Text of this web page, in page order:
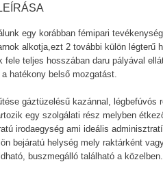
egy korábban fémipari
alkotja,ezt 2 további külön légterű
fele teljes hosszában daru pályával
hatékony belső mozgatást.
gáztüzelésű kazánnal, légbefúvós
egy szolgálati rész melyben
irodaegység ami ideális
bejáratú helység mely raktárként
buszmegálló található a közelben.